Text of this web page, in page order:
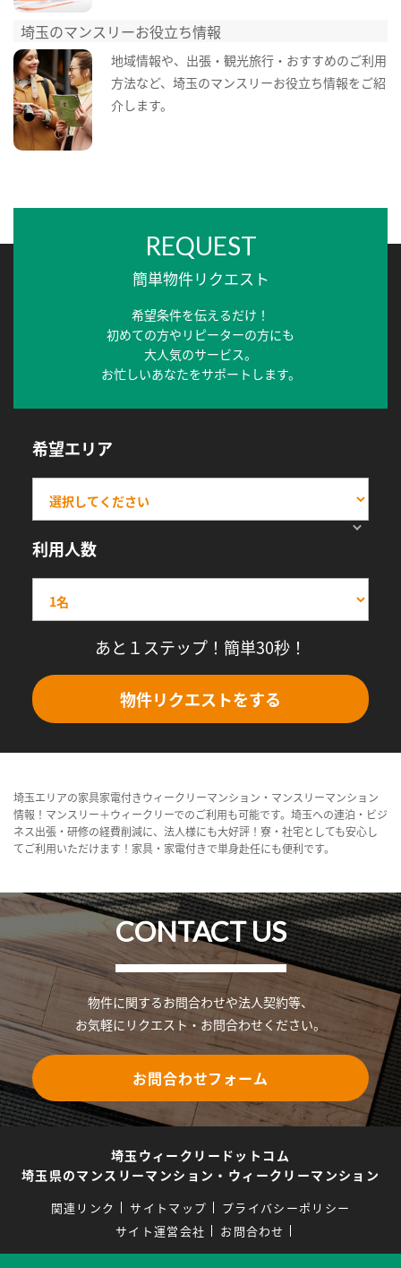
埼玉のマンスリーお役立ち情報
地域情報や、出張・観光旅行・おすすめのご利用
方法など、埼玉のマンスリーお役立ち情報をご紹
介します。
REQUEST
簡単物件リクエスト
希望条件を伝えるだけ！
初めての方やリピーターの方にも
大人気のサービス。
お忙しいあなたをサポートします。
希望エリア
利用人数
あと１ステップ！簡単30秒！
物件リクエストをする
埼玉エリアの家具家電付きウィークリーマンション・マンスリーマンション
情報！マンスリー＋ウィークリーでのご利用も可能です。埼玉への連泊・ビジ
ネス出張・研修の経費削減に、法人様にも大好評！寮・社宅としても安心し
てご利用いただけます！家具・家電付きで単身赴任にも便利です。
CONTACT US
物件に関するお問合わせや法人契約等、
お気軽にリクエスト・お問合わせください。
お問合わせフォーム
埼玉ウィークリードットコム
埼玉県のマンスリーマンション・ウィークリーマンション
関連リンク サイトマップ
プライバシーポリシー
サイト運営会社
お問合わせ